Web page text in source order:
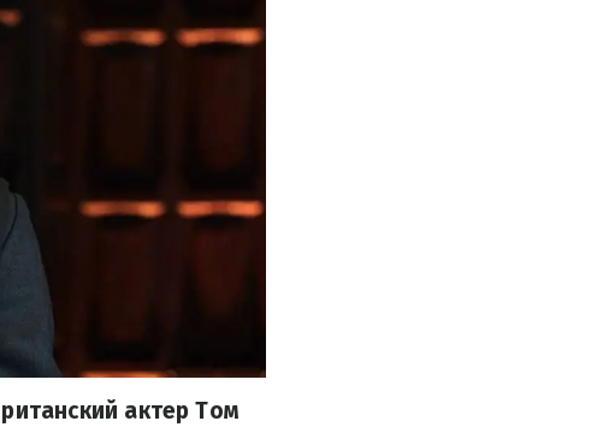
актер Том